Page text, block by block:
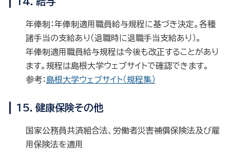
年俸制：年俸制適用職員給与規程に基づき決定。各種
諸手当の支給あり（退職時に退職手当支給あり）。
年俸制適用職員給与規程は今後も改正することがあり
ます。規程は島根大学ウェブサイトで確認できます。
参考： 島根大学ウェブサイト（規程集）
15．健康保険その他
国家公務員共済組合法、労働者災害補償保険法及び雇
用保険法を適用